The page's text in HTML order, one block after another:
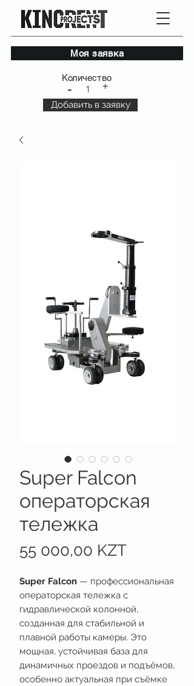
Моя заявка
Количество
- 1 +
Добавить в заявку
Super Falcon
операторская
тележка
55 000,00 KZTЦена
Super Falcon — профессиональная
операторская тележка с
гидравлической колонной,
созданная для стабильной и
плавной работы камеры. Это
мощная, устойчивая база для
динамичных проездов и подъёмов,
особенно актуальная при съёмке